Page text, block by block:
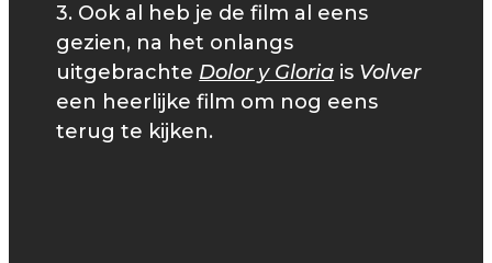
3. Ook al heb je de film al eens
gezien, na het onlangs
uitgebrachte Dolor y Gloria is Volver
een heerlijke film om nog eens
terug te kijken.